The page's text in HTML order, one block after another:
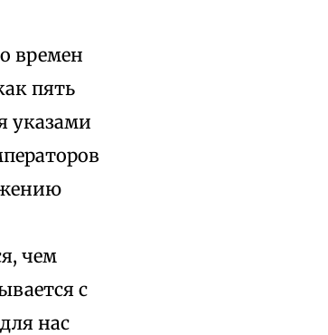
времен
пять
указами
чем
с
нас